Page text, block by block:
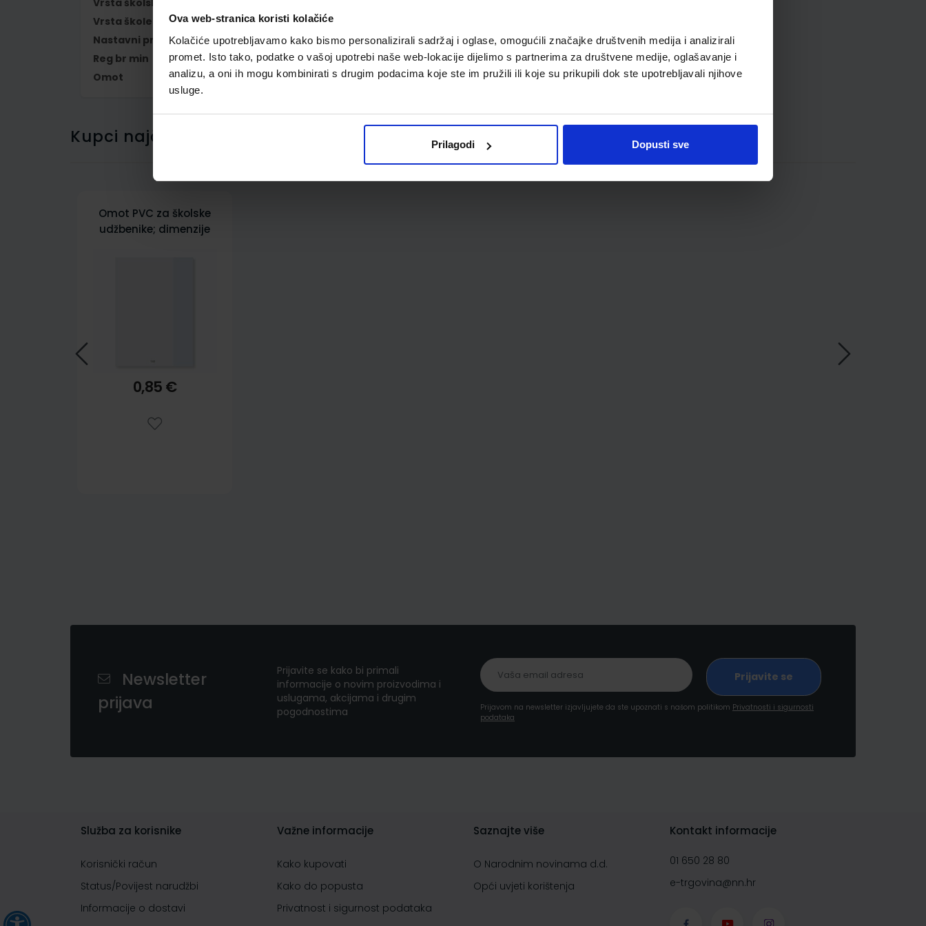
Ova web-stranica koristi kolačiće
Kolačiće upotrebljavamo kako bismo personalizirali sadržaj i oglase, omogućili značajke društvenih medija i analizirali
promet. Isto tako, podatke o vašoj upotrebi naše web-lokacije dijelimo s partnerima za društvene medije, oglašavanje i
analizu, a oni ih mogu kombinirati s drugim podacima koje ste im pružili ili koje su prikupili dok ste upotrebljavali njihove
usluge.
Prilagodi Dopusti sve
Vrsta školske knjige
Vrsta škole
1 OSNOVNA
Nastavni predmet
ENGLESKI JEZIK
Reg br min
6574-DOM
Omot
500163
Kupci najčešće biraju..
Omot PVC za školske
udžbenike; dimenzije
0,85 €
Newsletter
prijava
Prijavite se kako bi primali
informacije o novim proizvodima i
uslugama, akcijama i drugim
pogodnostima
Prijavom na newsletter izjavljujete da ste upoznati s našom politikom Privatnosti i sigurnosti
podataka
Služba za korisnike
Korisnički račun
Status/Povijest narudžbi
Informacije o dostavi
Važne informacije
Kako kupovati
Kako do popusta
Privatnost i sigurnost podataka
Saznajte više
O Narodnim novinama d.d.
Opći uvjeti korištenja
Kontakt informacije
01 650 28 80
e-trgovina@nn.hr